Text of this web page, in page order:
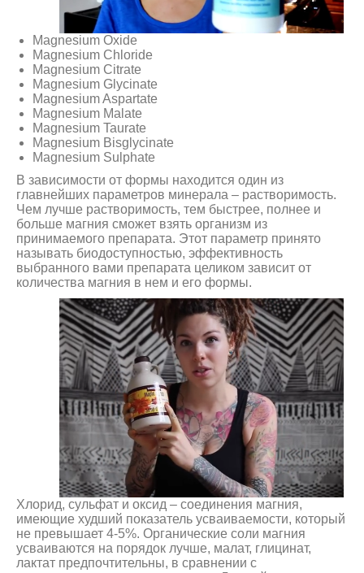
Magnesium Oxide
Magnesium Chloride
Magnesium Citrate
Magnesium Glycinate
Magnesium Aspartate
Magnesium Malate
Magnesium Taurate
Magnesium Bisglycinate
Magnesium Sulphate
В зависимости от формы находится один из
главнейших параметров минерала – растворимость.
Чем лучше растворимость, тем быстрее, полнее и
больше магния сможет взять организм из
принимаемого препарата. Этот параметр принято
называть биодоступностью, эффективность
выбранного вами препарата целиком зависит от
количества магния в нем и его формы.
Хлорид, сульфат и оксид – соединения магния,
имеющие худший показатель усваиваемости, который
не превышает 4-5%. Органические соли магния
усваиваются на порядок лучше, малат, глицинат,
лактат предпочтительны, в сравнении с